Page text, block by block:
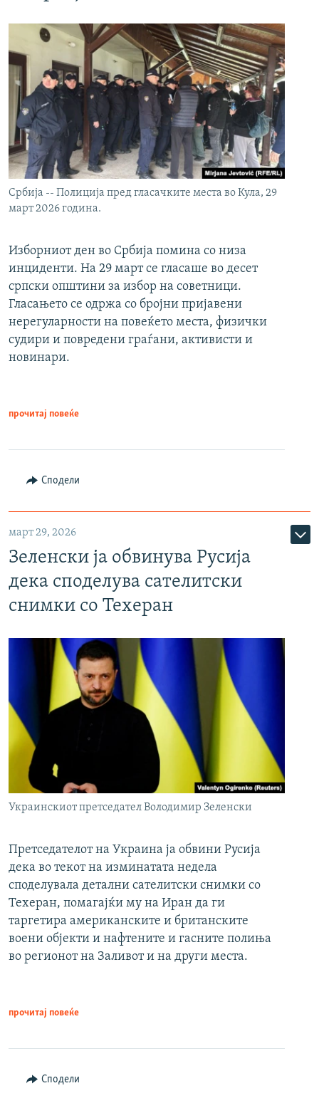
Србија -- Полиција пред гласачките места во Кула, 29
март 2026 година.
Изборниот ден во Србија помина со низа
инциденти. На 29 март се гласаше во десет
српски општини за избор на советници.
Гласањето се одржа со бројни пријавени
нерегуларности на повеќето места, физички
судири и повредени граѓани, активисти и
новинари.
прочитај повеќе
Сподели
март 29, 2026
Зеленски ја обвинува Русија
дека споделува сателитски
снимки со Техеран
Украинскиот претседател Володимир Зеленски
Претседателот на Украина ја обвини Русија
дека во текот на изминатата недела
споделувала детални сателитски снимки со
Техеран, помагајќи му на Иран да ги
таргетира американските и британските
воени објекти и нафтените и гасните полиња
во регионот на Заливот и на други места.
прочитај повеќе
Сподели